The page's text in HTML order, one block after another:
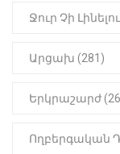
Ջուր Չի
Արցախ (281)
Երկրաշարժ
Ողբերգական